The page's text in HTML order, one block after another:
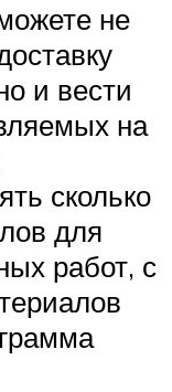
не
и вести
на
сколько
для
работ, с